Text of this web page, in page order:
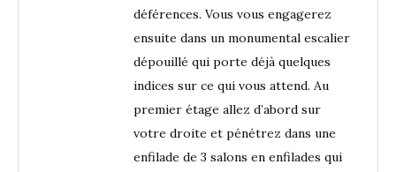
déférences. Vous vous engagerez
ensuite dans un monumental escalier
dépouillé qui porte déjà quelques
indices sur ce qui vous attend. Au
premier étage allez d’abord sur
votre droite et pénétrez dans une
enfilade de 3 salons en enfilades qui